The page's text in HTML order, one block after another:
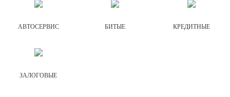
АВТОСЕРВИС БИТЫЕ КРЕДИТНЫЕ
ЗАЛОГОВЫЕ